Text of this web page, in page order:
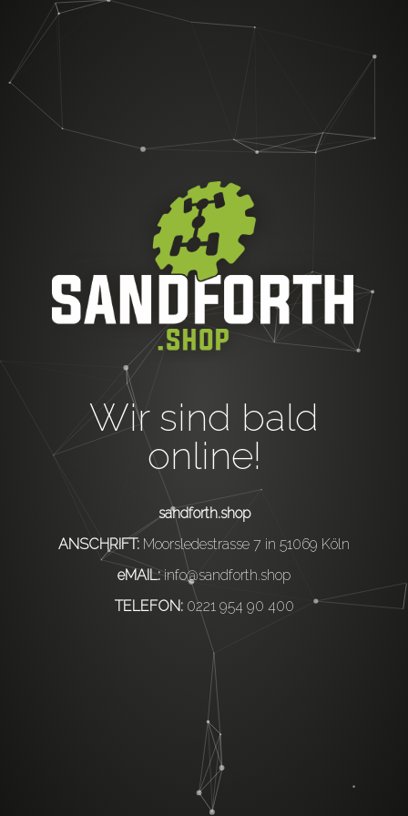
Wir sind bald
online!
sandforth.shop
ANSCHRIFT: Moorsledestrasse 7 in 51069 Köln
eMAIL:info@sandforth.shop
TELEFON: 0221 954 90 400